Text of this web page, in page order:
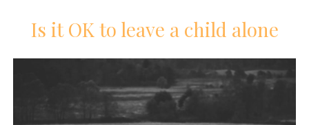
Is it OK to leave a child alone